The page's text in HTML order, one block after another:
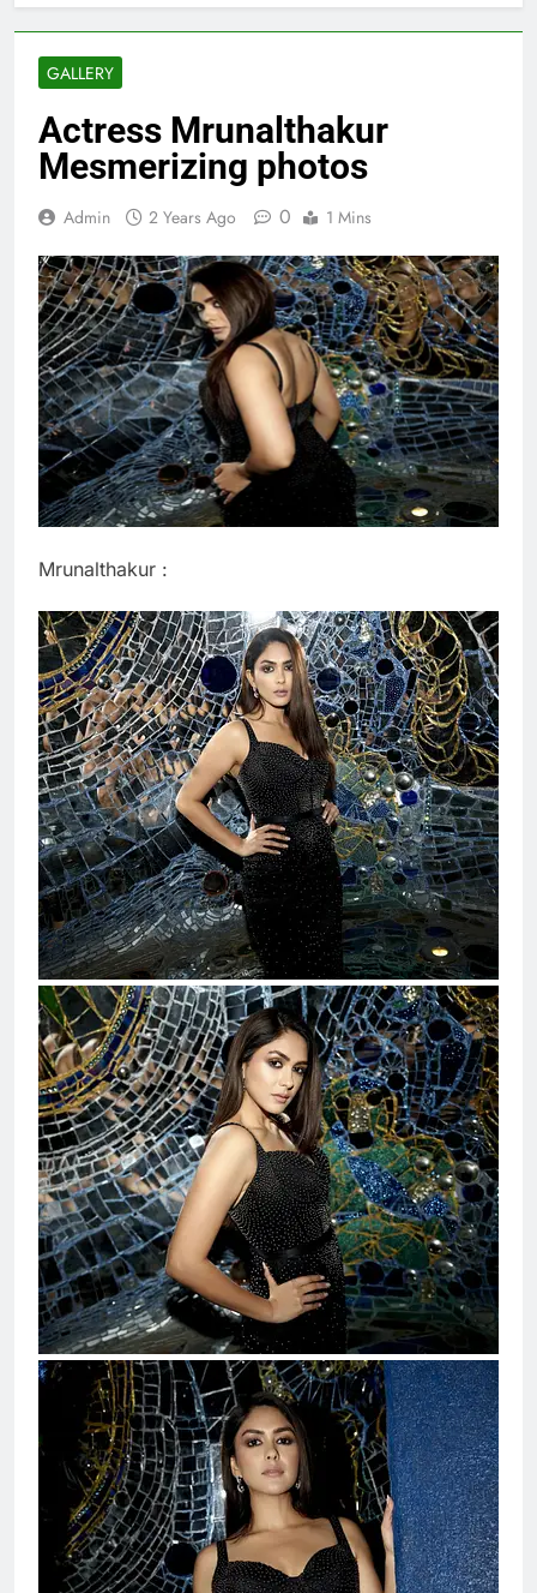
GALLERY
Actress Mrunalthakur
Mesmerizing photos
Admin 2 Years Ago 0 1 Mins
Mrunalthakur :